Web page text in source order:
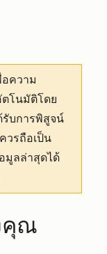
ความ
โนมัติโดย
บการพิสูจน์
วรถือเป็น
มูลล่าสุดได้
คุณ